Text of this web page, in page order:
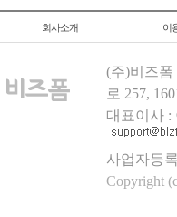
회사소개 이
(주)비즈폼
로 257,
대표이사 :
사업자등
Copyright